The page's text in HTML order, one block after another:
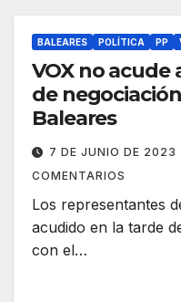
BALEARES POLÍTICA PP
VOX no acude
de
Baleares
7 DE JUNIO DE 2023
COMENTARIOS
Los representantes
acudido en la tarde
con el…